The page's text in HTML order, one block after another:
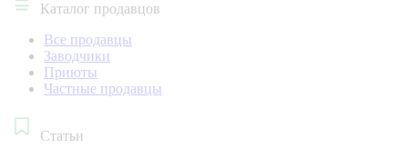
Каталог продавцов
Все продавцы
Заводчики
Приюты
Частные продавцы
Статьи